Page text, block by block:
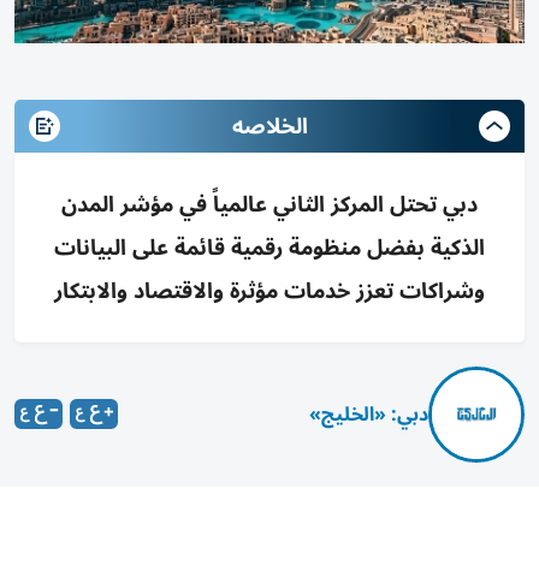
الخلاصه
دبي تحتل المركز الثاني عالمياً في مؤشر المدن
الذكية بفضل منظومة رقمية قائمة على البيانات
وشراكات تعزز خدمات مؤثرة والاقتصاد والابتكار
دبي: «الخليج»